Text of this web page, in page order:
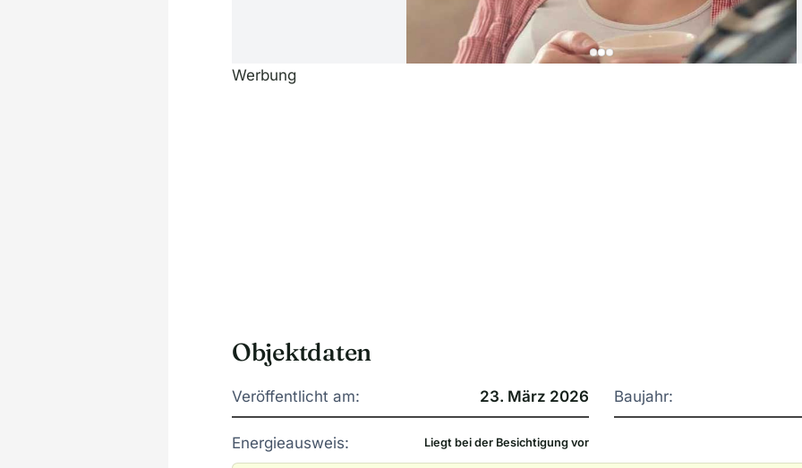
Werbung
Objektdaten
Veröffentlicht am: 23. März 2026 Baujahr:
Energieausweis: Liegt bei der Besichtigung vor